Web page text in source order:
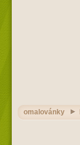
omalovánky